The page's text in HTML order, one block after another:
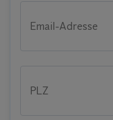
Email-Adresse
PLZ